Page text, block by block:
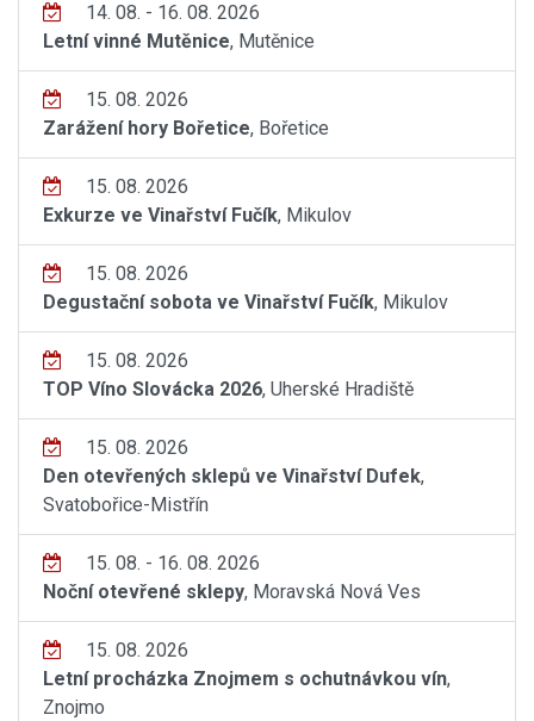
14. 08. - 16. 08. 2026
Letní vinné Mutěnice, Mutěnice
15. 08. 2026
Zarážení hory Bořetice, Bořetice
15. 08. 2026
Exkurze ve Vinařství Fučík, Mikulov
15. 08. 2026
Degustační sobota ve Vinařství Fučík, Mikulov
15. 08. 2026
TOP Víno Slovácka 2026, Uherské Hradiště
15. 08. 2026
Den otevřených sklepů ve Vinařství Dufek,
Svatobořice-Mistřín
15. 08. - 16. 08. 2026
Noční otevřené sklepy, Moravská Nová Ves
15. 08. 2026
Letní procházka Znojmem s ochutnávkou vín,
Znojmo